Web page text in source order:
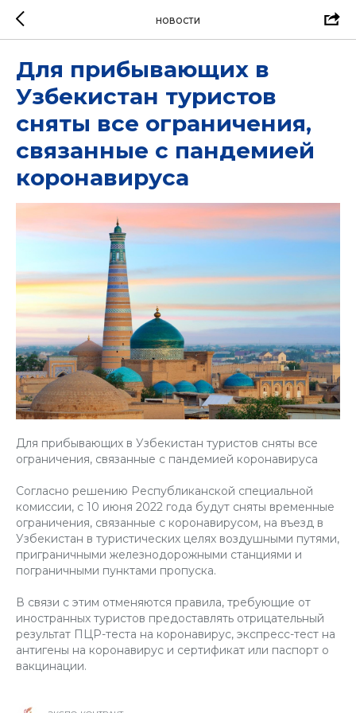
НОВОСТИ
Для прибывающих в
Узбекистан туристов
сняты все ограничения,
связанные с пандемией
коронавируса
Для прибывающих в Узбекистан туристов сняты все
ограничения, связанные с пандемией коронавируса
Согласно решению Республиканской специальной
комиссии, с 10 июня 2022 года будут сняты временные
ограничения, связанные с коронавирусом, на въезд в
Узбекистан в туристических целях воздушными путями,
приграничными железнодорожными станциями и
пограничными пунктами пропуска.
В связи с этим отменяются правила, требующие от
иностранных туристов предоставлять отрицательный
результат ПЦР-теста на коронавирус, экспресс-тест на
антигены на коронавирус и сертификат или паспорт о
вакцинации.